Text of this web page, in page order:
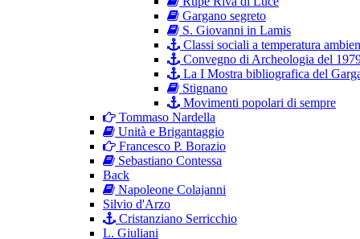
Gargano segreto
S. Giovanni in Lamis
Classi sociali a temperatura
Convegno di Archeologia del
La I Mostra bibliografica del
Stignano
Movimenti popolari di sempre
Tommaso Nardella
Unità e Brigantaggio
Francesco P. Borazio
Sebastiano Contessa
Back
Napoleone Colajanni
Silvio d'Arzo
Cristanziano Serricchio
L. Giuliani